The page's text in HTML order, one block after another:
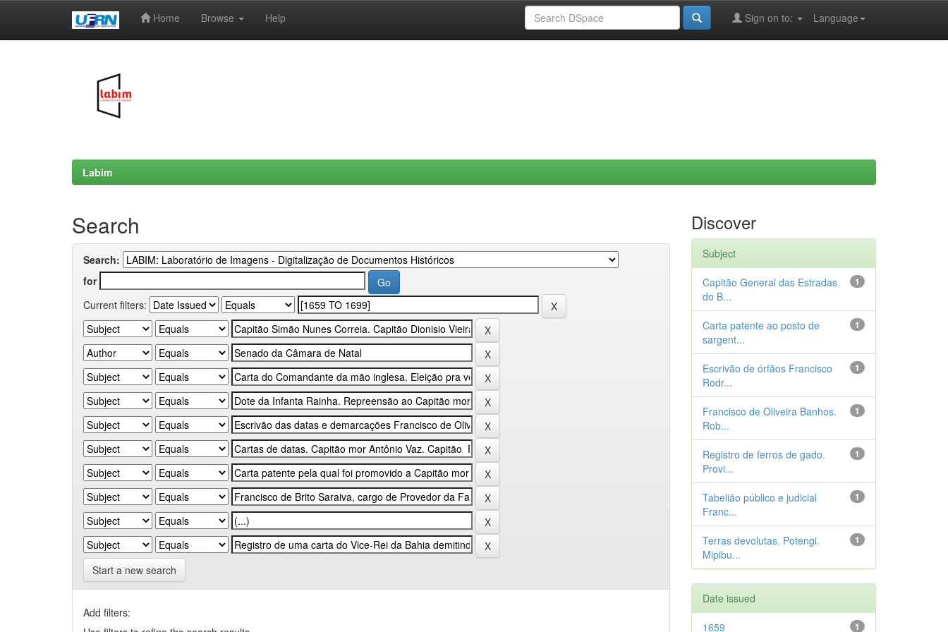
Home Browse Help Language
Sign on to:
Labim
Search
Search:
for
Current filters:
Start a new search
Add filters:
Discover
Subject
1
Capitão General das Estradas
do B...
1
Carta patente ao posto de
sargent...
1
Escrivão de órfãos Francisco
Rodr...
1
Francisco de Oliveira Banhos.
Rob...
1
Registro de ferros de gado.
Provi...
1
Tabelião público e judicial
Franc...
1
Terras devolutas. Potengi.
Mipibu...
Date issued
1
1659